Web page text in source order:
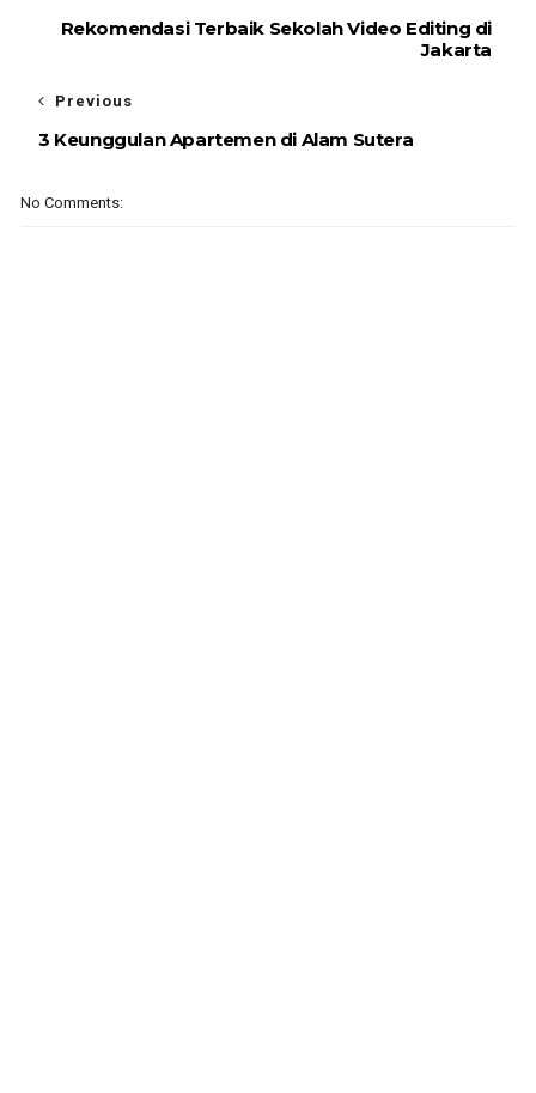
Rekomendasi Terbaik Sekolah Video Editing di
Jakarta
Previous
3 Keunggulan Apartemen di Alam Sutera
No Comments: